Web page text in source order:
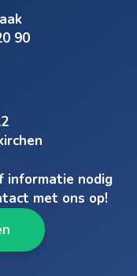
90
informatie nodig
met ons op!